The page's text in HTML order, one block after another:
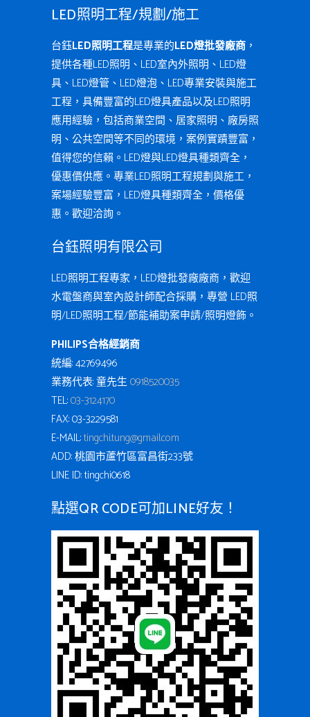
LED照明工程/規劃/施工
台鈺LED照明工程是專業的LED燈批發廠商 ，
提供各種LED照明、LED室內外照明、LED燈
具、LED燈管、LED燈泡、LED專業安裝與施工
工程，具備豐富的LED燈具產品以及LED照明
應用經驗，包括商業空間、居家照明、廠房照
明、公共空間等不同的環境，案例實蹟豐富，
值得您的信賴。LED燈與LED燈具種類齊全，
優惠價供應。專業LED照明工程規劃與施工，
案場經驗豐富，LED燈具種類齊全，價格優
惠。歡迎洽詢。
台鈺照明有限公司
LED照明工程專家，LED燈批發廠廠商，歡迎
水電盤商與室內設計師配合採購，專營 LED照
明/LED照明工程/節能補助案申請/照明燈飾。
PHILIPS合格經銷商
統編: 42769496
業務代表: 童先生0918520035
TEL:03-3124170
FAX: 03-3229581
E-MAIL:tingchi.tung@gmail.com
ADD: 桃園市蘆竹區富昌街233號
LINE ID: tingchi0618
點選QR CODE可加LINE好友！